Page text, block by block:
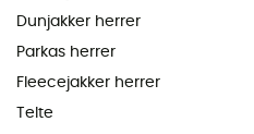
Dunjakker herrer
Parkas herrer
Fleecejakker herrer
Telte